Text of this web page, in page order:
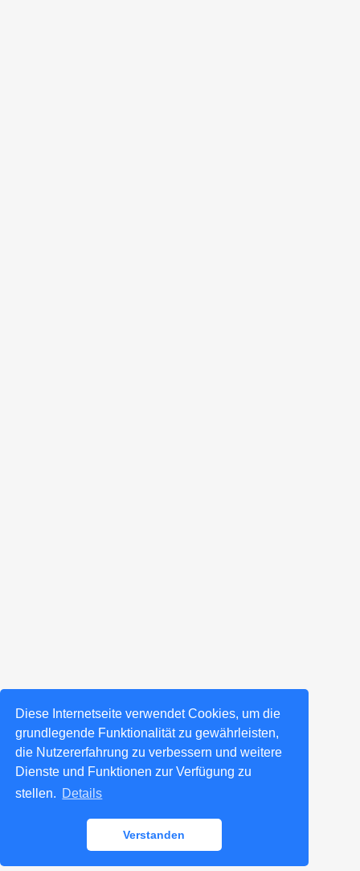
Diese Internetseite verwendet Cookies, um die
grundlegende Funktionalität zu gewährleisten,
die Nutzererfahrung zu verbessern und weitere
Dienste und Funktionen zur Verfügung zu
stellen. Details
Verstanden